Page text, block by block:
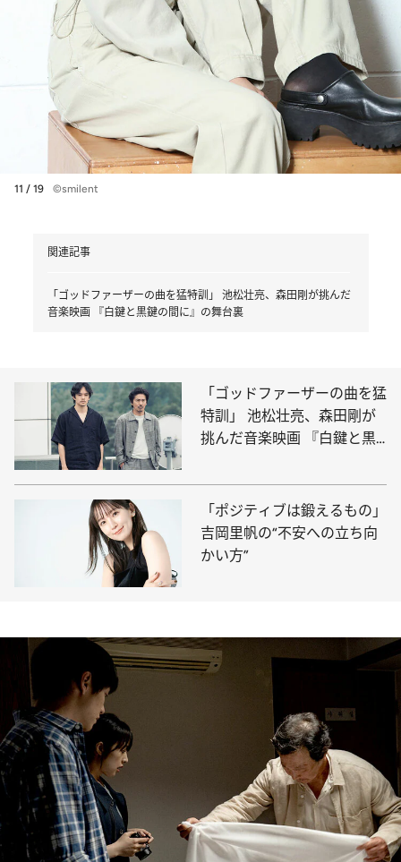
11 / 19 ©smilent
関連記事
「ゴッドファーザーの曲を猛特訓」 池松壮亮、森田剛が挑んだ
音楽映画 『白鍵と黒鍵の間に』の舞台裏
「ゴッドファーザーの曲を猛
特訓」 池松壮亮、森田剛が
挑んだ音楽映画 『白鍵と黒
「ポジティブは鍛えるもの」
吉岡里帆の“不安への立ち向
かい方”